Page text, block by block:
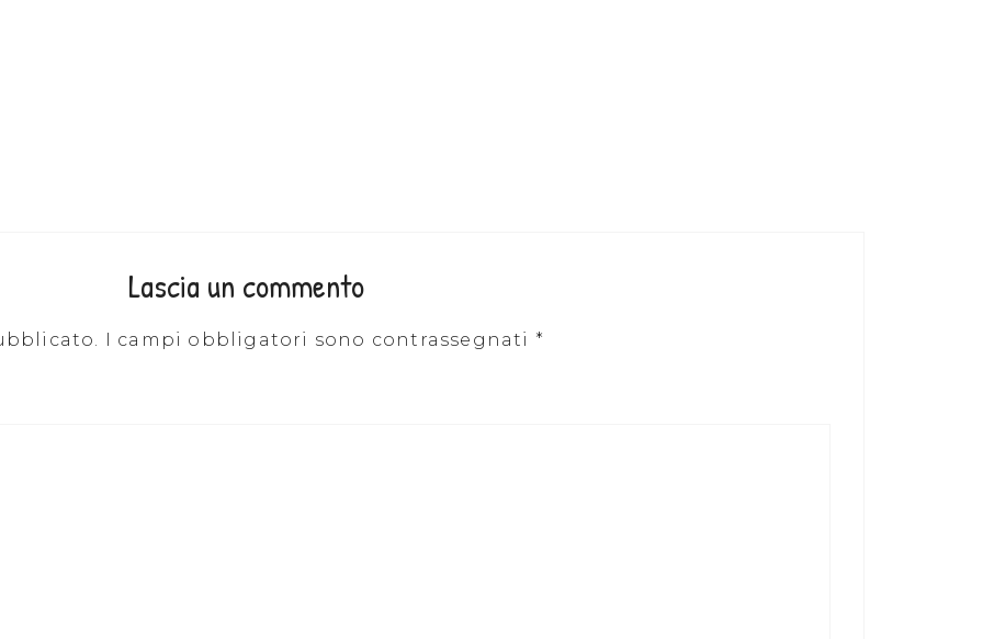
Lascia un commento
I campi obbligatori sono contrassegnati *